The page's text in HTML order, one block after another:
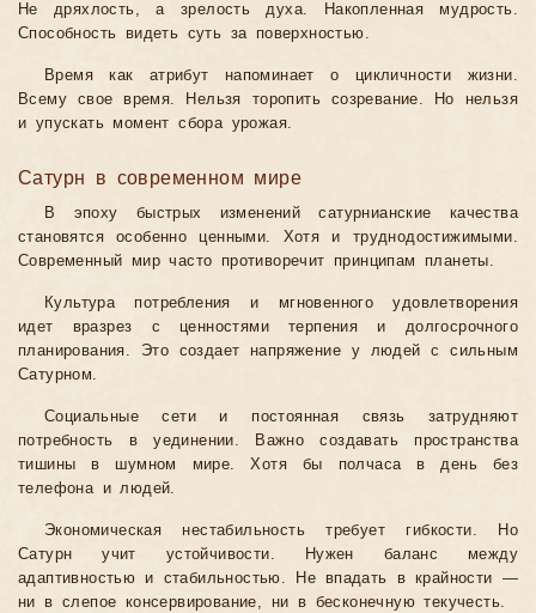
Не дряхлость, а зрелость духа. Накопленная мудрость.
Способность видеть суть за поверхностью.
Время как атрибут напоминает о цикличности жизни.
Всему свое время. Нельзя торопить созревание. Но нельзя
и упускать момент сбора урожая.
Сатурн в современном мире
В эпоху быстрых изменений сатурнианские качества
становятся особенно ценными. Хотя и труднодостижимыми.
Современный мир часто противоречит принципам планеты.
Культура потребления и мгновенного удовлетворения
идет вразрез с ценностями терпения и долгосрочного
планирования. Это создает напряжение у людей с сильным
Сатурном.
Социальные сети и постоянная связь затрудняют
потребность в уединении. Важно создавать пространства
тишины в шумном мире. Хотя бы полчаса в день без
телефона и людей.
Экономическая нестабильность требует гибкости. Но
Сатурн учит устойчивости. Нужен баланс между
адаптивностью и стабильностью. Не впадать в крайности —
ни в слепое консервирование, ни в бесконечную текучесть.